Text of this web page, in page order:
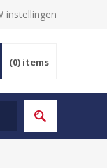
instellingen
(0) items